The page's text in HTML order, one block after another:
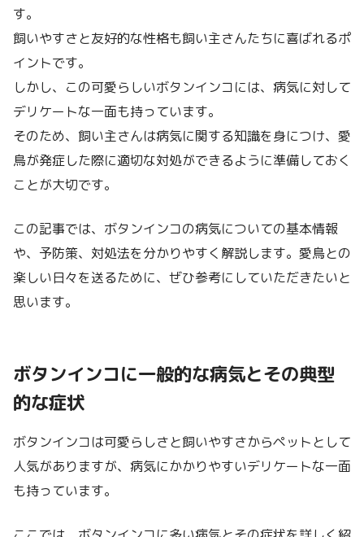
す。
飼いやすさと友好的な性格も飼い主さんたちに喜ばれるポ
イントです。
しかし、この可愛らしいボタンインコには、病気に対して
デリケートな一面も持っています。
そのため、飼い主さんは病気に関する知識を身につけ、愛
鳥が発症した際に適切な対処ができるように準備しておく
ことが大切です。
この記事では、ボタンインコの病気についての基本情報
や、予防策、対処法を分かりやすく解説します。愛鳥との
楽しい日々を送るために、ぜひ参考にしていただきたいと
思います。
ボタンインコに一般的な病気とその典型
的な症状
ボタンインコは可愛らしさと飼いやすさからペットとして
人気がありますが、病気にかかりやすいデリケートな一面
も持っています。